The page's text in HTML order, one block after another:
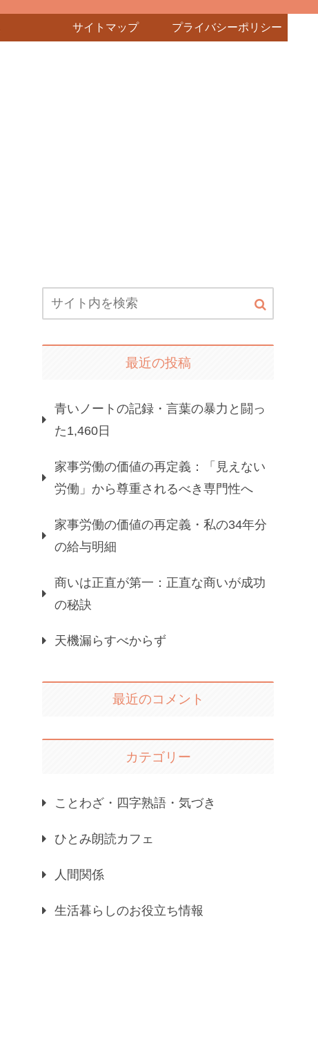
サイトマップ プライバシーポリシー
最近の投稿
青いノートの記録・言葉の暴力と闘っ
た1,460日
家事労働の価値の再定義：「見えない
労働」から尊重されるべき専門性へ
家事労働の価値の再定義・私の34年分
の給与明細
商いは正直が第一：正直な商いが成功
の秘訣
天機漏らすべからず
最近のコメント
カテゴリー
ことわざ・四字熟語・気づき
ひとみ朗読カフェ
人間関係
生活暮らしのお役立ち情報